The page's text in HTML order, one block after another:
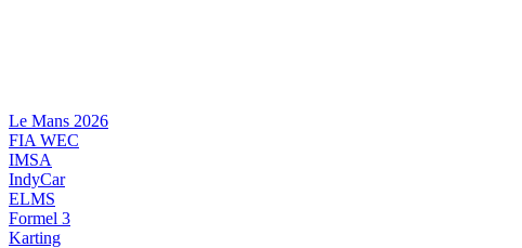
Le Mans 2026
FIA WEC
IMSA
IndyCar
ELMS
Formel 3
Karting